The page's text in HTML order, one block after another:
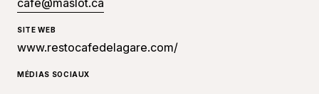
cafe@maslot.ca
SITE WEB
www.restocafedelagare.com/
MÉDIAS SOCIAUX